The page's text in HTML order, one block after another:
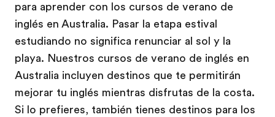
para aprender con los cursos de verano de
inglés en Australia. Pasar la etapa estival
estudiando no significa renunciar al sol y la
playa. Nuestros cursos de verano de inglés en
Australia incluyen destinos que te permitirán
mejorar tu inglés mientras disfrutas de la costa.
Si lo prefieres, también tienes destinos para los